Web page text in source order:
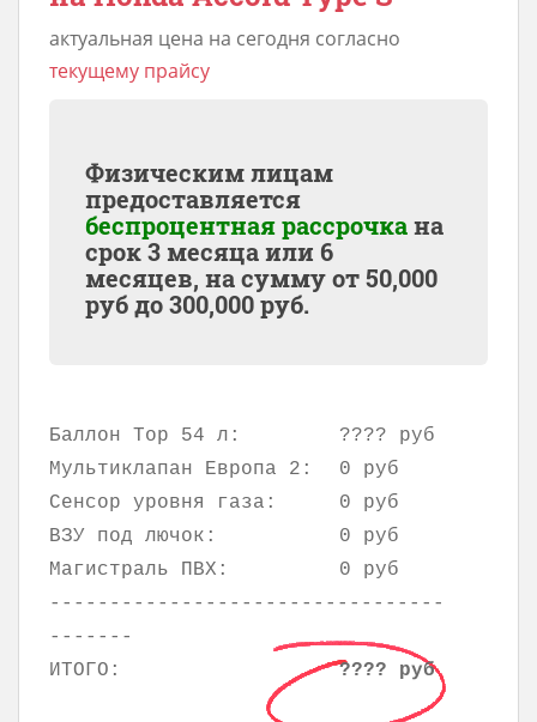
актуальная цена на сегодня согласно
текущему прайсу
Физическим лицам
предоставляется
беспроцентная рассрочкана
срок 3 месяца или 6
месяцев, на сумму от50,000
руб до300,000руб.
Баллон Тор 54 л:
???? руб
Мультиклапан Европа 2:
0 руб
Сенсор уровня газа:
0 руб
ВЗУ под лючок:
0 руб
Магистраль ПВХ:
0 руб
---------------------------------
-------
ИТОГО:
???? руб